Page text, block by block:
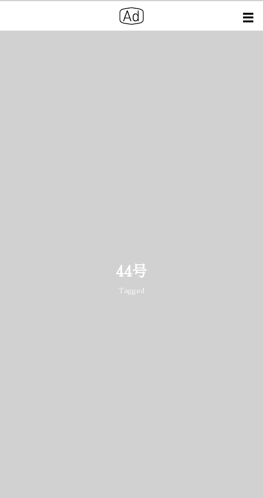
44号
Tagged